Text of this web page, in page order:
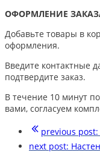
ОФОРМЛЕНИЕ
Добавьте товары в
оформления.
Введите контактные
подтвердите заказ.
В течение 10 минут
вами, согласуем
previous post:
next post: